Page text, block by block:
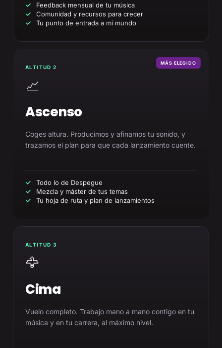
Feedback mensual de tu música
Comunidad y recursos para crecer
Tu punto de entrada a mi mundo
MÁS ELEGIDO
ALTITUD 2
📈
Ascenso
Coges altura. Producimos y afinamos tu sonido, y
trazamos el plan para que cada lanzamiento cuente.
Todo lo de Despegue
Mezcla y máster de tus temas
Tu hoja de ruta y plan de lanzamientos
ALTITUD 3
🦅
Cima
Vuelo completo. Trabajo mano a mano contigo en tu
música y en tu carrera, al máximo nivel.